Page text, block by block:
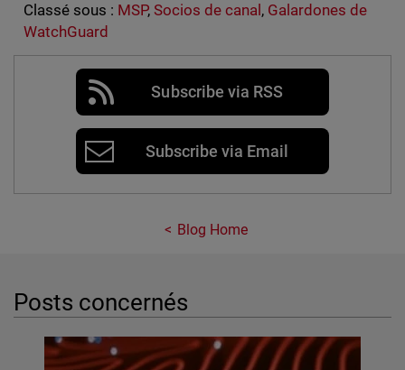
Classé sous : MSP, Socios de canal , Galardones de
WatchGuard
Subscribe via RSS
Subscribe via Email
Blog Home
Posts concernés